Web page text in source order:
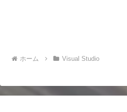
ホーム Visual Studio